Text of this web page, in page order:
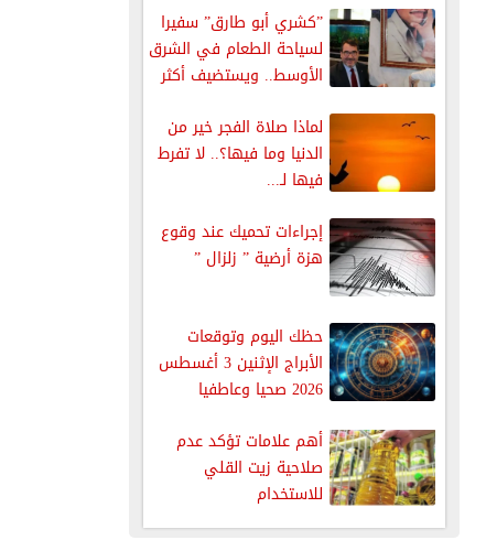
”كشري أبو طارق” سفيرا
لسياحة الطعام في الشرق
الأوسط.. ويستضيف أكثر
لماذا صلاة الفجر خير من
الدنيا وما فيها؟.. لا تفرط
فيها لـ...
إجراءات تحميك عند وقوع
هزة أرضية ” زلزال ”
حظك اليوم وتوقعات
الأبراج الإثنين 3 أغسطس
2026 صحيا وعاطفيا
أهم علامات تؤكد عدم
صلاحية زيت القلي
للاستخدام